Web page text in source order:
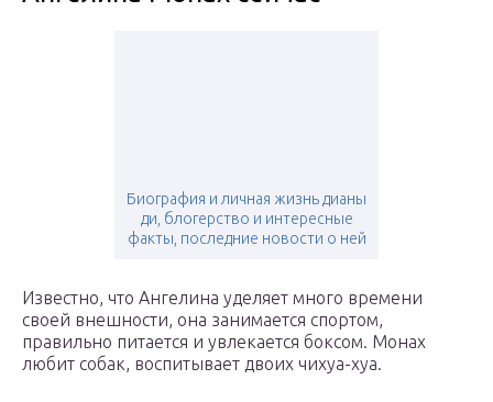
Биография и личная жизнь дианы
ди, блогерство и интересные
факты, последние новости о ней
Известно, что Ангелина уделяет много времени
своей внешности, она занимается спортом,
правильно питается и увлекается боксом. Монах
любит собак, воспитывает двоих чихуа-хуа.